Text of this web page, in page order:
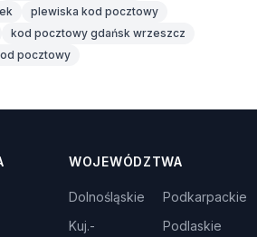
plewiska kod pocztowy
kod pocztowy gdańsk wrzeszcz
pocztowy
WOJEWÓDZTWA
Dolnośląskie
Kuj.-
Podkarpackie
Podlaskie